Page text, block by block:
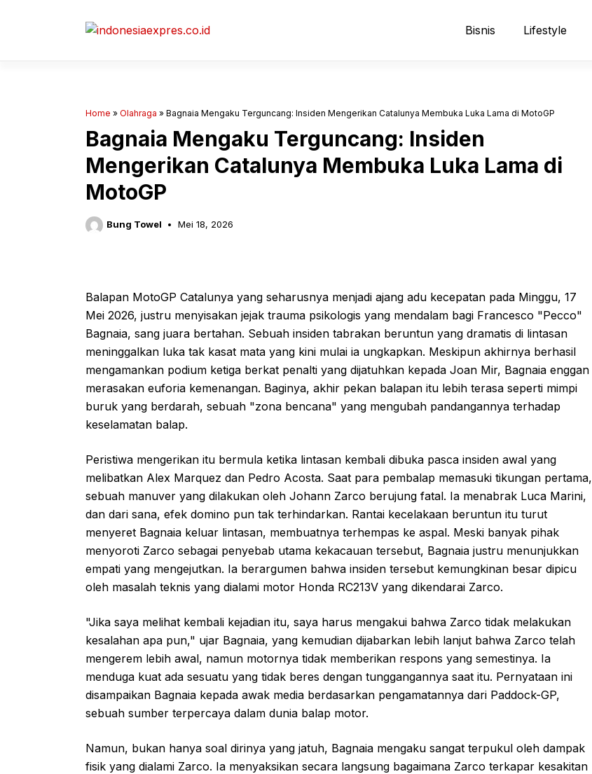
Bisnis Lifestyle
Home » Olahraga » Bagnaia Mengaku Terguncang: Insiden Mengerikan Catalunya Membuka Luka Lama di MotoGP
Bagnaia Mengaku Terguncang: Insiden
Mengerikan Catalunya Membuka Luka Lama di
MotoGP
Bung Towel Mei 18, 2026
Balapan MotoGP Catalunya yang seharusnya menjadi ajang adu kecepatan pada Minggu, 17
Mei 2026, justru menyisakan jejak trauma psikologis yang mendalam bagi Francesco "Pecco"
Bagnaia, sang juara bertahan. Sebuah insiden tabrakan beruntun yang dramatis di lintasan
meninggalkan luka tak kasat mata yang kini mulai ia ungkapkan. Meskipun akhirnya berhasil
mengamankan podium ketiga berkat penalti yang dijatuhkan kepada Joan Mir, Bagnaia enggan
merasakan euforia kemenangan. Baginya, akhir pekan balapan itu lebih terasa seperti mimpi
buruk yang berdarah, sebuah "zona bencana" yang mengubah pandangannya terhadap
keselamatan balap.
Peristiwa mengerikan itu bermula ketika lintasan kembali dibuka pasca insiden awal yang
melibatkan Alex Marquez dan Pedro Acosta. Saat para pembalap memasuki tikungan pertama,
sebuah manuver yang dilakukan oleh Johann Zarco berujung fatal. Ia menabrak Luca Marini,
dan dari sana, efek domino pun tak terhindarkan. Rantai kecelakaan beruntun itu turut
menyeret Bagnaia keluar lintasan, membuatnya terhempas ke aspal. Meski banyak pihak
menyoroti Zarco sebagai penyebab utama kekacauan tersebut, Bagnaia justru menunjukkan
empati yang mengejutkan. Ia berargumen bahwa insiden tersebut kemungkinan besar dipicu
oleh masalah teknis yang dialami motor Honda RC213V yang dikendarai Zarco.
"Jika saya melihat kembali kejadian itu, saya harus mengakui bahwa Zarco tidak melakukan
kesalahan apa pun," ujar Bagnaia, yang kemudian dijabarkan lebih lanjut bahwa Zarco telah
mengerem lebih awal, namun motornya tidak memberikan respons yang semestinya. Ia
menduga kuat ada sesuatu yang tidak beres dengan tunggangannya saat itu. Pernyataan ini
disampaikan Bagnaia kepada awak media berdasarkan pengamatannya dari Paddock-GP,
sebuah sumber terpercaya dalam dunia balap motor.
Namun, bukan hanya soal dirinya yang jatuh, Bagnaia mengaku sangat terpukul oleh dampak
fisik yang dialami Zarco. Ia menyaksikan secara langsung bagaimana Zarco terkapar kesakitan